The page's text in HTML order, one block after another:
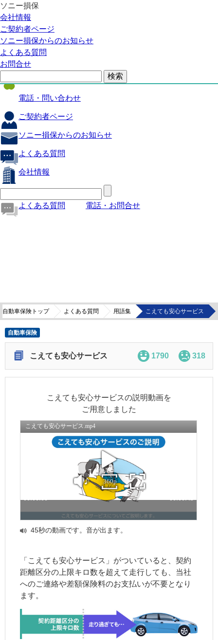
ソニー損保
会社情報
ご契約者ページ
ソニー損保からのお知らせ
よくある質問
お問合せ
自動車保険
医療保険
火災保険
海外旅行保険
電話・問い合わせ
ご契約者ページ
ソニー損保からのお知らせ
よくある質問
会社情報
よくある質問 電話・お問合せ
自動車保険トップ よくある質問 用語集 こえても安心サービス
自動車保険
こえても安心サービス 1790 318
こえても安心サービスの説明動画を
ご用意しました
45秒の動画です。音が出ます。
「こえても安心サービス」がついていると、契約
距離区分の上限キロ数を超えて走行しても、当社
へのご連絡や差額保険料のお支払いが不要となり
ます。